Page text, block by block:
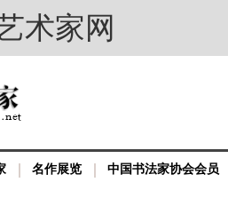
术家网
名作展览 中国书法家协会会员